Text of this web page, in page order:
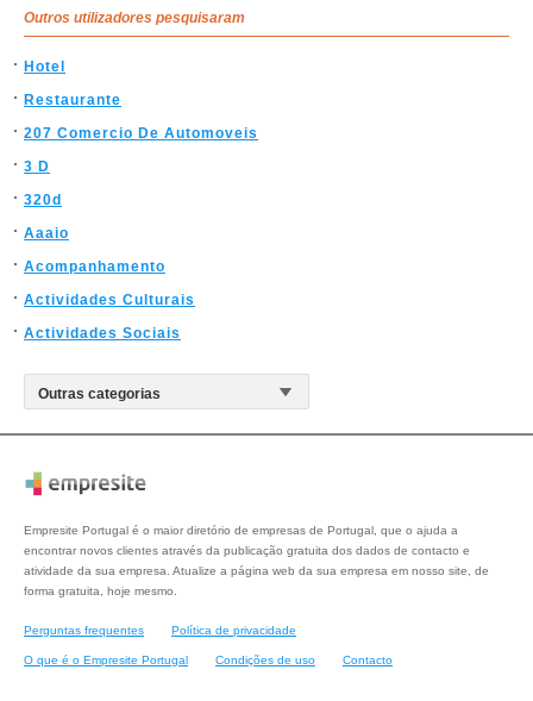
Outros utilizadores pesquisaram
Hotel
Restaurante
207 Comercio De Automoveis
3 D
320d
Aaaio
Acompanhamento
Actividades Culturais
Actividades Sociais
Empresite Portugal é o maior diretório de empresas de Portugal, que o ajuda a
encontrar novos clientes através da publicação gratuita dos dados de contacto e
atividade da sua empresa. Atualize a página web da sua empresa em nosso site, de
forma gratuita, hoje mesmo.
Perguntas frequentes Política de privacidade
O que é o Empresite Portugal Condições de uso Contacto